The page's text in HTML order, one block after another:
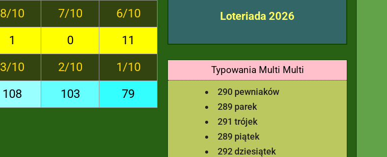
Loteriada 2026
Typowania Multi Multi
290 pewniaków
289 parek
291 trójek
289 piątek
292 dziesiątek
8/10 7/10 6/10
1 0
11
3/10 2/10
1/10
108 103 79